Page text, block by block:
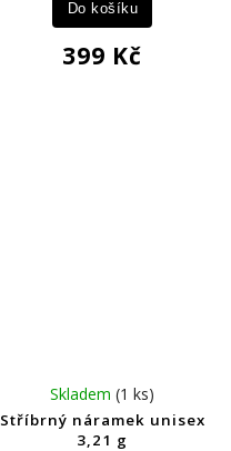
399 Kč
Do košíku
Stříbrný náramek unisex
3,21 g
Skladem(1 ks)